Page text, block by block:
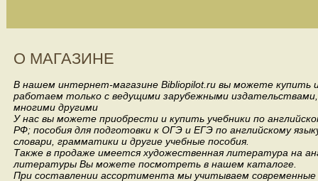
О МАГАЗИНЕ
В нашем интернет-магазине Bibliopilot.ru вы можете купить
работаем только с ведущими зарубежными издательствами,
многими другими
У нас вы можете приобрести и купить учебники по
РФ; пособия для подготовки к ОГЭ и ЕГЭ по английскому
словари, грамматики и другие учебные пособия.
Также в продаже имеется художественная литература на
литературы Вы можете посмотреть в нашем каталоге.
При составлении ассортимента мы учитываем